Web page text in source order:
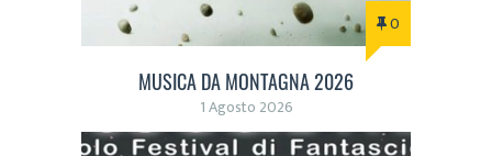
0
MUSICA DA MONTAGNA 2026
1 Agosto 2026